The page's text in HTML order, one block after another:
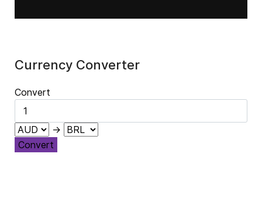
Currency Converter
Convert
→
Convert